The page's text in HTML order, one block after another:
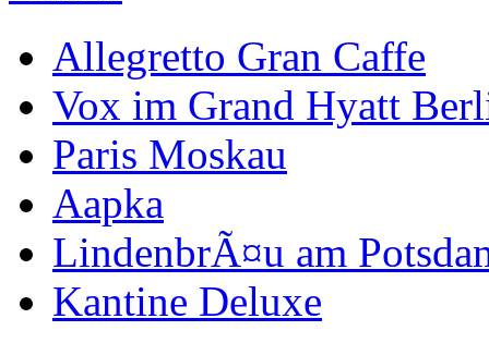
Allegretto Gran Caffe
Vox im Grand Hyatt
Paris Moskau
Aapka
LindenbrÃ¤u am
Kantine Deluxe